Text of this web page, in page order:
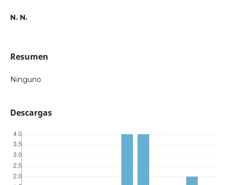
N. N.
Resumen
Ninguno
Descargas